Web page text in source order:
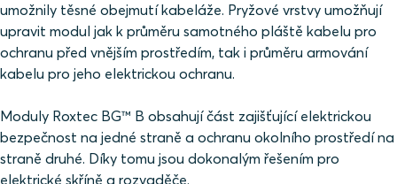
umožnily těsné obejmutí kabeláže. Pryžové vrstvy umožňují
upravit modul jak k průměru samotného pláště kabelu pro
ochranu před vnějším prostředím, tak i průměru armování
kabelu pro jeho elektrickou ochranu.
Moduly Roxtec BG™ B obsahují část zajišťující elektrickou
bezpečnost na jedné straně a ochranu okolního prostředí na
straně druhé. Díky tomu jsou dokonalým řešením pro
elektrické skříně a rozvaděče.